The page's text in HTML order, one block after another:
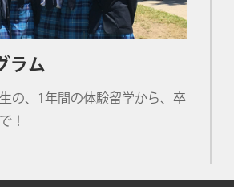
ラム
の、1年間の体験留学から、卒
！